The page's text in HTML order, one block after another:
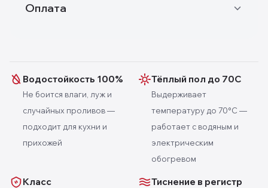
Оплата
Водостойкость 100%
Не боится влаги, луж и
случайных проливов —
подходит для кухни и
прихожей
Тёплый пол до 70С
Выдерживает
температуру до 70°C —
работает с водяным и
электрическим
обогревом
Класс
Тиснение в регистр